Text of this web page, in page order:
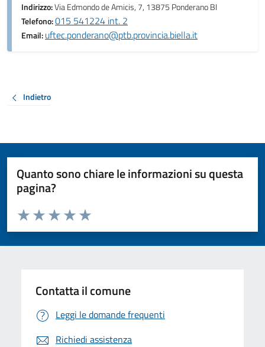
Indirizzo:Via Edmondo de Amicis, 7, 13875 Ponderano BI
Telefono:015 541224 int. 2
Email:uftec.ponderano@ptb.provincia.biella.it
Indietro
Quanto sono chiare le informazioni su questa
pagina?
Valuta da 1 a 5 stelle la pagina
Valuta 5 stelle su 5
Valuta 4 stelle su 5
Valuta 3 stelle su 5
Valuta 2 stelle su 5
Valuta 1 stelle su 5
Contatta il comune
Leggi le domande frequenti
Richiedi assistenza